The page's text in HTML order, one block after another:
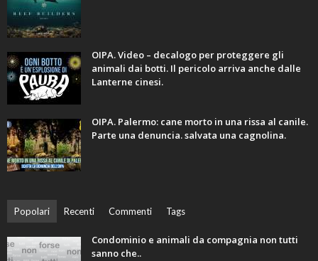
OIPA. Video – decalogo per proteggere gli
animali dai botti. Il pericolo arriva anche dalle
Lanterne cinesi.
OIPA. Palermo: cane morto in una rissa al canile.
Parte una denuncia. salvata una cagnolina.
Popolari Recenti Commenti Tags
Condominio e animali da compagnia non tutti
sanno che..